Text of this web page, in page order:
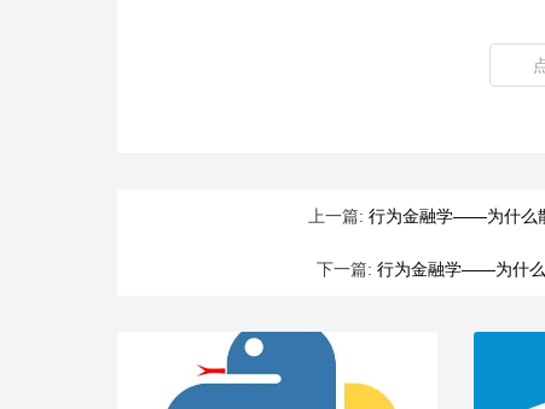
上一篇: 行为金融学——为什么
下一篇: 行为金融学——为什么